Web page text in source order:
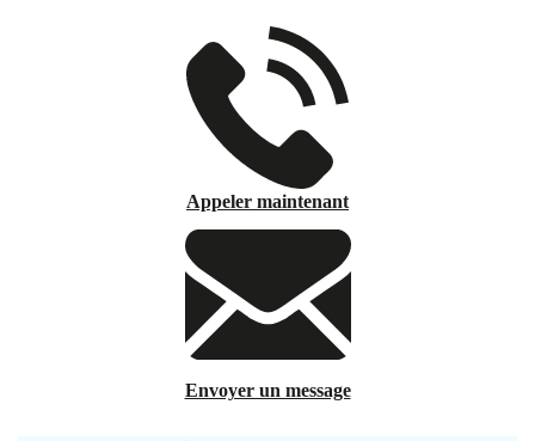
Appeler maintenant
Envoyer un message